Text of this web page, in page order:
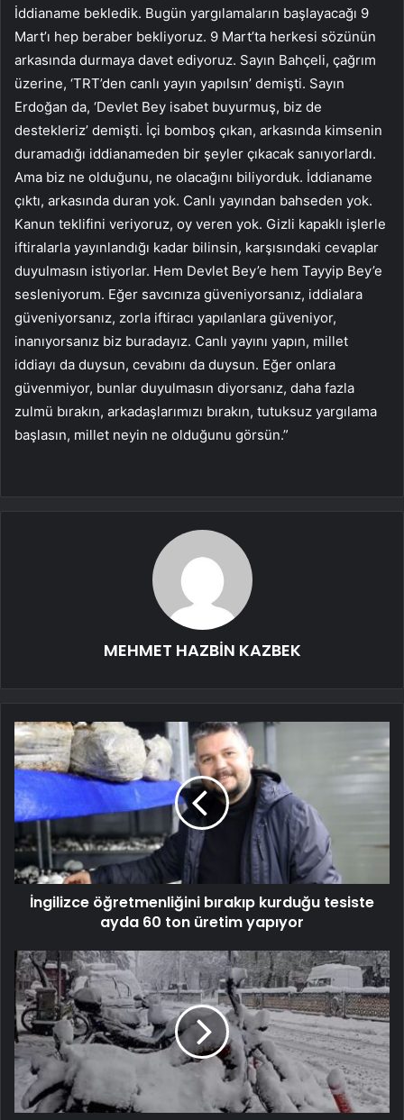
İddianame bekledik. Bugün yargılamaların başlayacağı 9
Mart’ı hep beraber bekliyoruz. 9 Mart’ta herkesi sözünün
arkasında durmaya davet ediyoruz. Sayın Bahçeli, çağrım
üzerine, ‘TRT’den canlı yayın yapılsın’ demişti. Sayın
Erdoğan da, ‘Devlet Bey isabet buyurmuş, biz de
destekleriz’ demişti. İçi bomboş çıkan, arkasında kimsenin
duramadığı iddianameden bir şeyler çıkacak sanıyorlardı.
Ama biz ne olduğunu, ne olacağını biliyorduk. İddianame
çıktı, arkasında duran yok. Canlı yayından bahseden yok.
Kanun teklifini veriyoruz, oy veren yok. Gizli kapaklı işlerle
iftiralarla yayınlandığı kadar bilinsin, karşısındaki cevaplar
duyulmasın istiyorlar. Hem Devlet Bey’e hem Tayyip Bey’e
sesleniyorum. Eğer savcınıza güveniyorsanız, iddialara
güveniyorsanız, zorla iftiracı yapılanlara güveniyor,
inanıyorsanız biz buradayız. Canlı yayını yapın, millet
iddiayı da duysun, cevabını da duysun. Eğer onlara
güvenmiyor, bunlar duyulmasın diyorsanız, daha fazla
zulmü bırakın, arkadaşlarımızı bırakın, tutuksuz yargılama
başlasın, millet neyin ne olduğunu görsün.”
MEHMET HAZBİN KAZBEK
İngilizce öğretmenliğini bırakıp kurduğu tesiste
ayda 60 ton üretim yapıyor